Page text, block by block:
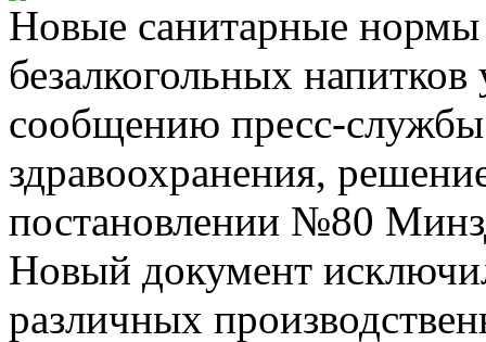
Новые санитарные нормы
безалкогольных
сообщению пресс-
здравоохранения,
постановлении №80
Новый документ
различных